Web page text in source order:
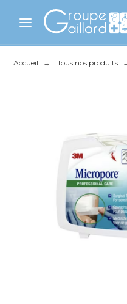
Accueil Tous nos produits